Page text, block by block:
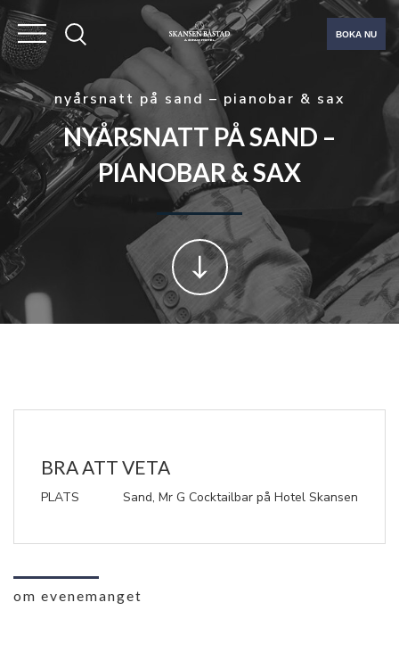
BOKA NU
nyårsnatt på sand – pianobar & sax
NYÅRSNATT PÅ SAND –
PIANOBAR & SAX
BRA ATT VETA
PLATS Sand, Mr G Cocktailbar på Hotel Skansen
om evenemanget